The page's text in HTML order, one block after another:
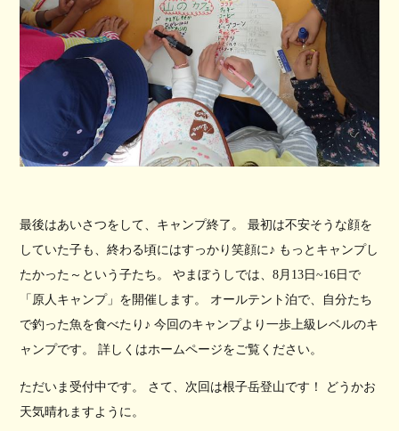
最後はあいさつをして、キャンプ終了。 最初は不安そうな顔を
していた子も、終わる頃にはすっかり笑顔に♪ もっとキャンプし
たかった～という子たち。 やまぼうしでは、8月13日~16日で
「原人キャンプ」を開催します。 オールテント泊で、自分たち
で釣った魚を食べたり♪ 今回のキャンプより一歩上級レベルのキ
ャンプです。 詳しくはホームページをご覧ください。
ただいま受付中です。 さて、次回は根子岳登山です！ どうかお
天気晴れますように。